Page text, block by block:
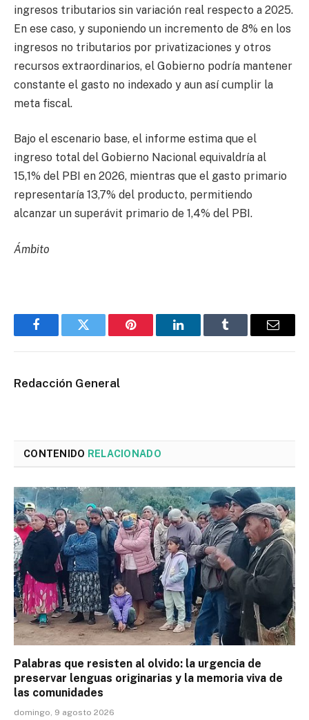
ingresos tributarios sin variación real respecto a 2025.
En ese caso, y suponiendo un incremento de 8% en los
ingresos no tributarios por privatizaciones y otros
recursos extraordinarios, el Gobierno podría mantener
constante el gasto no indexado y aun así cumplir la
meta fiscal.
Bajo el escenario base, el informe estima que el
ingreso total del Gobierno Nacional equivaldría al
15,1% del PBI en 2026, mientras que el gasto primario
representaría 13,7% del producto, permitiendo
alcanzar un superávit primario de 1,4% del PBI.
Ámbito
FacebookTwitter Pinterest LinkedInTumblr Email
Redacción General
CONTENIDO RELACIONADO
Palabras que resisten al olvido: la urgencia de
preservar lenguas originarias y la memoria viva de
las comunidades
domingo, 9 agosto 2026